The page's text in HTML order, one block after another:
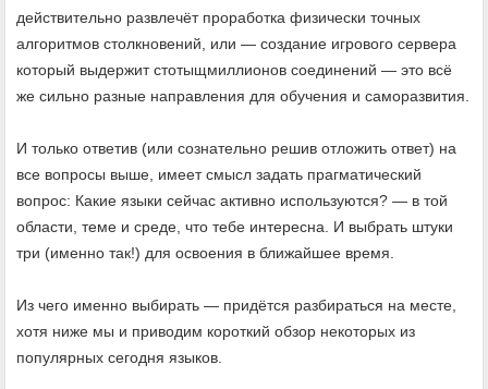
действительно развлечёт проработка физически точных
алгоритмов столкновений, или — создание игрового сервера
который выдержит стотыщмиллионов соединений — это всё
же сильно разные направления для обучения и саморазвития.
И только ответив (или сознательно решив отложить ответ) на
все вопросы выше, имеет смысл задать прагматический
вопрос: Какие языки сейчас активно используются? — в той
области, теме и среде, что тебе интересна. И выбрать штуки
три (именно так!) для освоения в ближайшее время.
Из чего именно выбирать — придётся разбираться на месте,
хотя ниже мы и приводим короткий обзор некоторых из
популярных сегодня языков.